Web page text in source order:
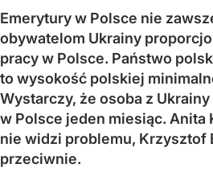
Emerytury w Polsce nie
obywatelom Ukrainy
pracy w Polsce. Państwo
to wysokość polskiej
Wystarczy, że osoba z Ukrainy
w Polsce jeden miesiąc. Anita
nie widzi problemu, Krzysztof
przeciwnie.